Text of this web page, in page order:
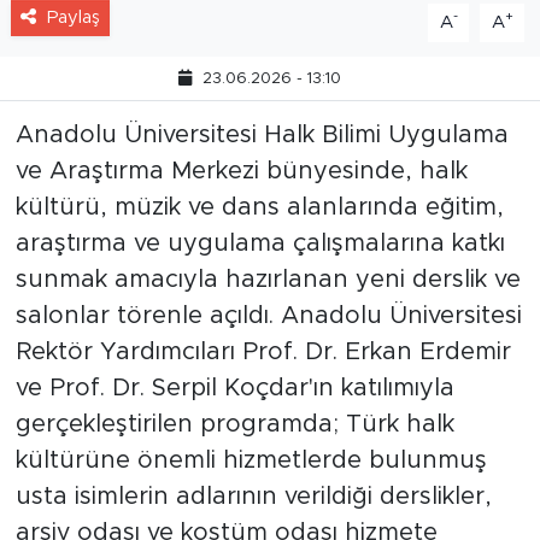
Paylaş A- A+
23.06.2026 - 13:10
Anadolu Üniversitesi Halk Bilimi Uygulama
ve Araştırma Merkezi bünyesinde, halk
kültürü, müzik ve dans alanlarında eğitim,
araştırma ve uygulama çalışmalarına katkı
sunmak amacıyla hazırlanan yeni derslik ve
salonlar törenle açıldı. Anadolu Üniversitesi
Rektör Yardımcıları Prof. Dr. Erkan Erdemir
ve Prof. Dr. Serpil Koçdar'ın katılımıyla
gerçekleştirilen programda; Türk halk
kültürüne önemli hizmetlerde bulunmuş
usta isimlerin adlarının verildiği derslikler,
arşiv odası ve kostüm odası hizmete